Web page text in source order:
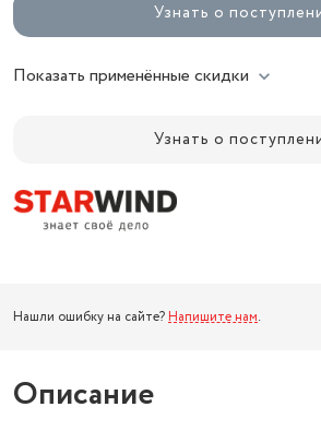
Узнать о
Показать применённые скидки
Узнать о
Нашли ошибку на сайте? Напишите нам.
Описание